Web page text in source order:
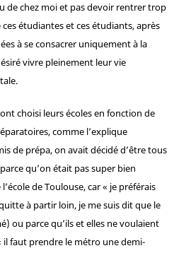
de chez moi et pas devoir rentrer trop
étudiantes et ces étudiants, après
à se consacrer uniquement à la
vivre pleinement leur vie
choisi leurs écoles en fonction de
comme l’explique
de prépa, on avait décidé d’être tous
qu’on était pas super bien
de Toulouse, car « je préférais
à partir loin, je me suis dit que le
ou parce qu’ils et elles ne voulaient
il faut prendre le métro une demi-